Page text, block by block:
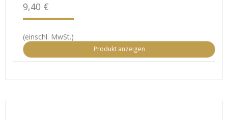
9,40 €
(einschl. MwSt.)
Produkt anzeigen